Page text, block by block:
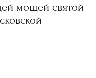
мощей святой